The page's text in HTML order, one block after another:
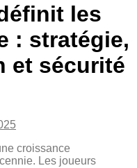
les
: stratégie,
et sécurité
croissance
Les joueurs